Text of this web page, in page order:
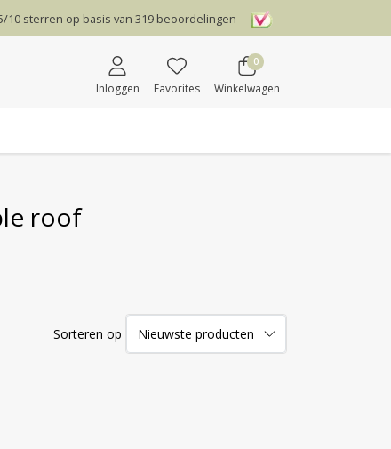
/10 sterren op basis van 319 beoordelingen
Inloggen Favorites
0
Winkelwagen
roof
Sorteren op